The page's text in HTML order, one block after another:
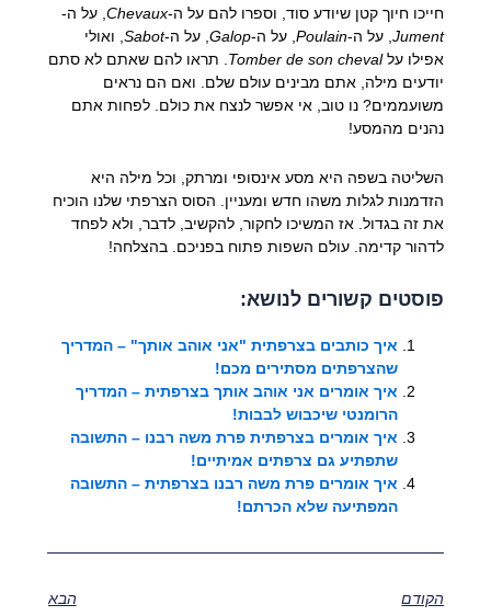
חייכו חיוך קטן שיודע סוד, וספרו להם על ה-Chevaux, על ה-
Jument, על ה-Poulain, על ה-Galop, על ה-Sabot, ואולי
אפילו עלTomber de son cheval . תראו להם שאתם לא סתם
יודעים מילה, אתם מבינים עולם שלם. ואם הם נראים
משועממים? נו טוב, אי אפשר לנצח את כולם. לפחות אתם
נהנים מהמסע!
השליטה בשפה היא מסע אינסופי ומרתק, וכל מילה היא
הזדמנות לגלות משהו חדש ומעניין. הסוס הצרפתי שלנו הוכיח
את זה בגדול. אז המשיכו לחקור, להקשיב, לדבר, ולא לפחד
לדהור קדימה. עולם השפות פתוח בפניכם. בהצלחה!
פוסטים קשורים לנושא:
איך כותבים בצרפתית "אני אוהב אותך" – המדריך
שהצרפתים מסתירים מכם!
איך אומרים אני אוהב אותך בצרפתית – המדריך
הרומנטי שיכבוש לבבות!
איך אומרים בצרפתית פרת משה רבנו – התשובה
שתפתיע גם צרפתים אמיתיים!
איך אומרים פרת משה רבנו בצרפתית – התשובה
המפתיעה שלא הכרתם!
הקודם הבא